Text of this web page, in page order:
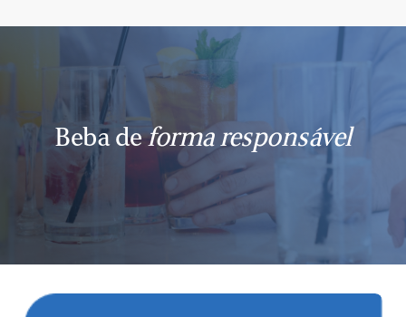
Beba deforma responsável